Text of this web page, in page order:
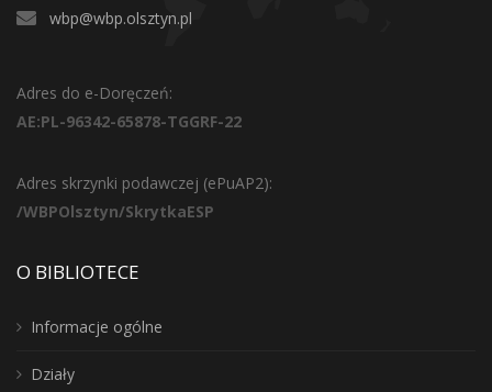
wbp@wbp.olsztyn.pl
Adres do e-Doręczeń:
AE:PL-96342-65878-TGGRF-22
Adres skrzynki podawczej (ePuAP2):
/WBPOlsztyn/SkrytkaESP
O BIBLIOTECE
Informacje ogólne
Działy